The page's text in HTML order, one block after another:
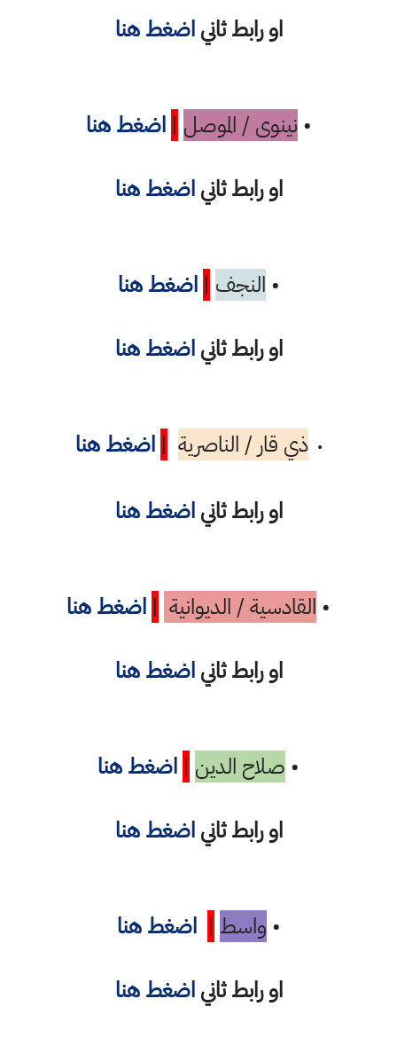
او رابط ثاني اضغط هنا
• نينوى / الموصل | اضغط هنا
او رابط ثاني اضغط هنا
• النجف | اضغط هنا
او رابط ثانياضغط هنا
• ذي قار / الناصرية | اضغط هنا
او رابط ثانياضغط هنا
• القادسية / الديوانية | اضغط هنا
او رابط ثانياضغط هنا
• صلاح الدين | اضغط هنا
او رابط ثانياضغط هنا
• واسط | اضغط هنا
او رابط ثانياضغط هنا